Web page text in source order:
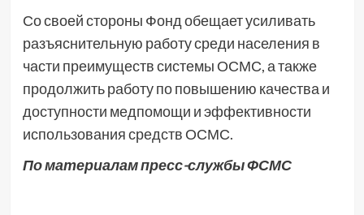
Со своей стороны Фонд обещает усиливать
разъяснительную работу среди населения в
части преимуществ системы ОСМС, а также
продолжить работу по повышению качества и
доступности медпомощи и эффективности
использования средств ОСМС.
По материалам пресс-службы ФСМС